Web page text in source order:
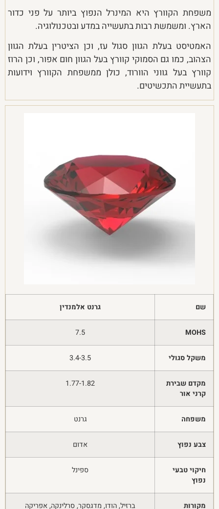
משפחת הקוורץ היא המינרל הנפוץ ביותר על פני כדור
הארץ. ומשמשת רבות בתעשייה במדע ובטכנולוגיה.
האמטיסט בעלת הגוון סגול עז, וכן הציטרין בעלת הגוון
הצהוב, כמו גם הסמוקי קוורץ בעל הגוון חום אפור, וכן הרוז
קוורץ בעל גווני הוורוד, כולן ממשפחת הקוורץ וידועות
בתעשיית התכשיטים.
שם גרנט אלמנדין
MOHS
7.5
משקל סגולי 3.4-3.5
מקדם שבירת
קרני אור
1.77-1.82
משפחה גרנט
צבע נפוץ אדום
חיקוי טבעי
נפוץ
ספינל
מקורות ברזיל, הודו, מדגסקר, סרלינקה, אפריקה